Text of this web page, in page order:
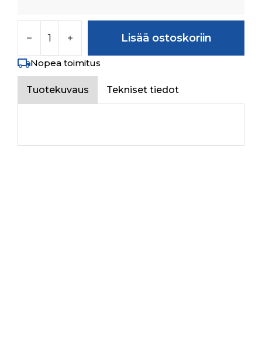
Lisää ostoskoriin
Nopea toimitus
Tuotekuvaus Tekniset tiedot